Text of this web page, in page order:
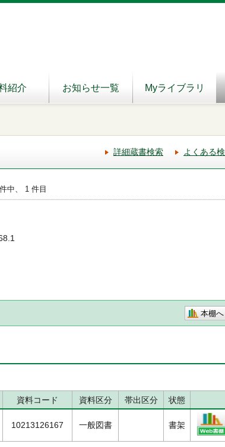
紹介 お知らせ一覧 Myライブラリ
詳細蔵書検索 よくある
中、 1 件目
本棚へ
資料コード 資料区分 帯出区分 状態
10213126167 一般図書 書架